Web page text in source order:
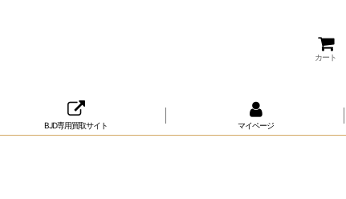
カート
BJD専用買取サイト マイページ